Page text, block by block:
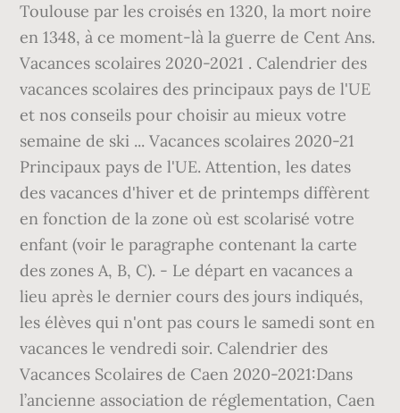
Toulouse par les croisés en 1320, la mort noire
en 1348, à ce moment-là la guerre de Cent Ans.
Vacances scolaires 2020-2021 . Calendrier des
vacances scolaires des principaux pays de l'UE
et nos conseils pour choisir au mieux votre
semaine de ski ... Vacances scolaires 2020-21
Principaux pays de l'UE. Attention, les dates
des vacances d'hiver et de printemps diffèrent
en fonction de la zone où est scolarisé votre
enfant (voir le paragraphe contenant la carte
des zones A, B, C). - Le départ en vacances a
lieu après le dernier cours des jours indiqués,
les élèves qui n'ont pas cours le samedi sont en
vacances le vendredi soir. Calendrier des
Vacances Scolaires de Caen 2020-2021:Dans
l’ancienne association de réglementation, Caen